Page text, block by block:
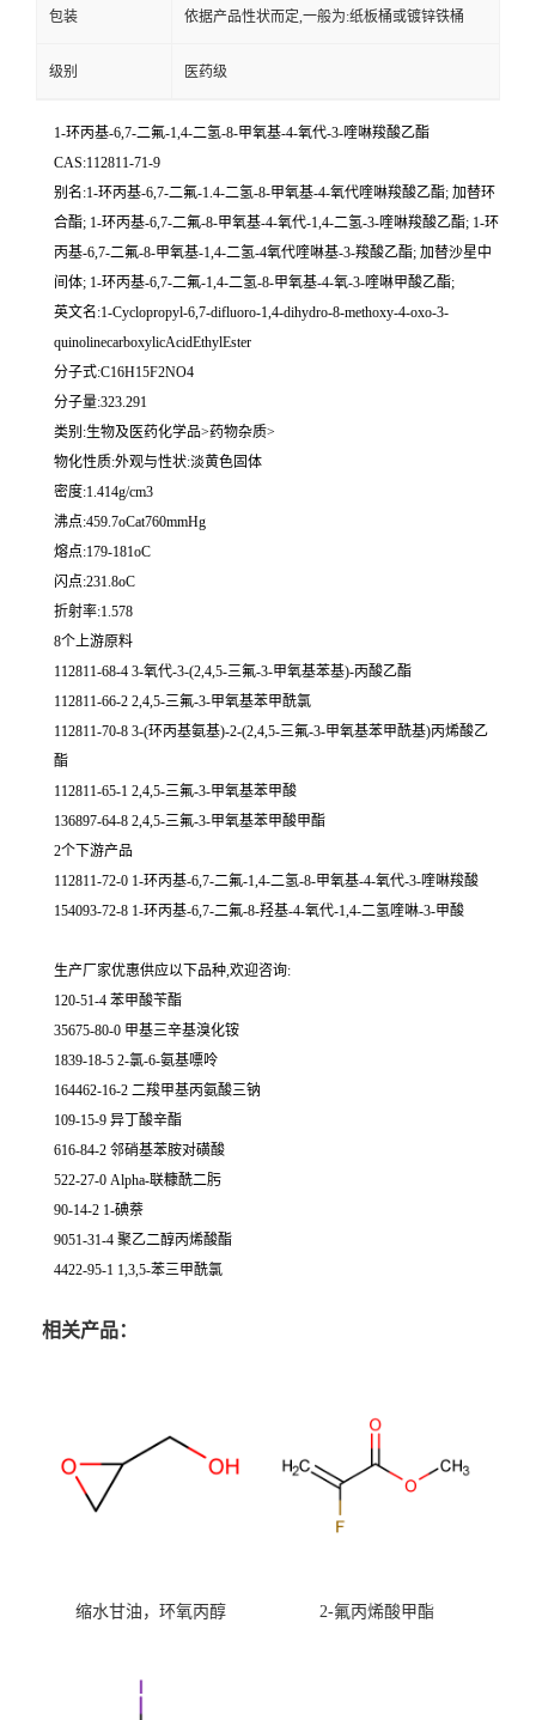
包装 依据产品性状而定,一般为:纸板桶或镀锌铁桶
级别 医药级
1-环丙基-6,7-二氟-1,4-二氢-8-甲氧基-4-氧代-3-喹啉羧酸乙酯
CAS:112811-71-9
别名:1-环丙基-6,7-二氟-1.4-二氢-8-甲氧基-4-氧代喹啉羧酸乙酯; 加替环
合酯; 1-环丙基-6,7-二氟-8-甲氧基-4-氧代-1,4-二氢-3-喹啉羧酸乙酯; 1-环
丙基-6,7-二氟-8-甲氧基-1,4-二氢-4氧代喹啉基-3-羧酸乙酯; 加替沙星中
间体; 1-环丙基-6,7-二氟-1,4-二氢-8-甲氧基-4-氧-3-喹啉甲酸乙酯;
英文名:1-Cyclopropyl-6,7-difluoro-1,4-dihydro-8-methoxy-4-oxo-3-
quinolinecarboxylicAcidEthylEster
分子式:C16H15F2NO4
分子量:323.291
类别:生物及医药化学品>药物杂质>
物化性质:外观与性状:淡黄色固体
密度:1.414g/cm3
沸点:459.7oCat760mmHg
熔点:179-181oC
闪点:231.8oC
折射率:1.578
8个上游原料
112811-68-4 3-氧代-3-(2,4,5-三氟-3-甲氧基苯基)-丙酸乙酯
112811-66-2 2,4,5-三氟-3-甲氧基苯甲酰氯
112811-70-8 3-(环丙基氨基)-2-(2,4,5-三氟-3-甲氧基苯甲酰基)丙烯酸乙
酯
112811-65-1 2,4,5-三氟-3-甲氧基苯甲酸
136897-64-8 2,4,5-三氟-3-甲氧基苯甲酸甲酯
2个下游产品
112811-72-0 1-环丙基-6,7-二氟-1,4-二氢-8-甲氧基-4-氧代-3-喹啉羧酸
154093-72-8 1-环丙基-6,7-二氟-8-羟基-4-氧代-1,4-二氢喹啉-3-甲酸
生产厂家优惠供应以下品种,欢迎咨询:
120-51-4 苯甲酸苄酯
35675-80-0 甲基三辛基溴化铵
1839-18-5 2-氯-6-氨基嘌呤
164462-16-2 二羧甲基丙氨酸三钠
109-15-9 异丁酸辛酯
616-84-2 邻硝基苯胺对磺酸
522-27-0 Alpha-联糠酰二肟
90-14-2 1-碘萘
9051-31-4 聚乙二醇丙烯酸酯
4422-95-1 1,3,5-苯三甲酰氯
相关产品：
缩水甘油，环氧丙醇 2-氟丙烯酸甲酯